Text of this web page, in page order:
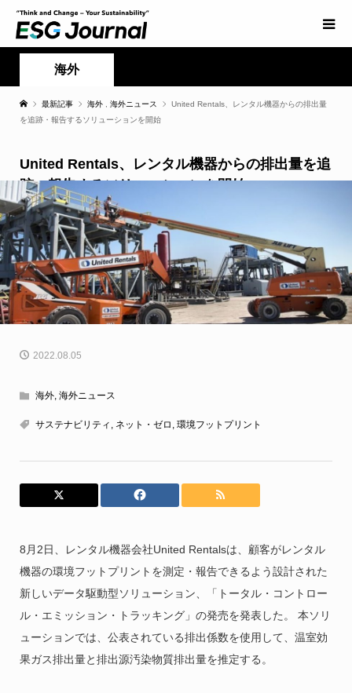
海外
最新記事 海外 海外ニュース
United Rentals、レンタル機器からの排出量
を追跡・報告するソリューションを開始
United Rentals、レンタル機器からの排出量を追
跡・報告するソリューションを開始
2022.08.05
海外, 海外ニュース
サステナビリティ , ネット・ゼロ , 環境フットプリント
8月2日、レンタル機器会社United Rentalsは、顧客がレンタル
機器の環境フットプリントを測定・報告できるよう設計された
新しいデータ駆動型ソリューション、「トータル・コントロー
ル・エミッション・トラッキング」の発売を発表した。 本ソリ
ューションでは、公表されている排出係数を使用して、温室効
果ガス排出量と排出源汚染物質排出量を推定する。